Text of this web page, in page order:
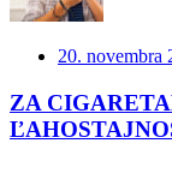
20. novembra
ZA